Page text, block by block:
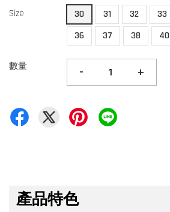
Size 30 31 32 33
36
37 38 40
數量 - +
產品特色